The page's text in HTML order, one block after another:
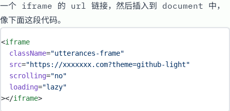
一个 iframe 的 url 链接，然后插入到 document 中，
像下面这段代码。
<iframe
className="utterances-frame"
src="https://xxxxxxx.com?theme=github-light"
scrolling="no"
loading="lazy"
></iframe>